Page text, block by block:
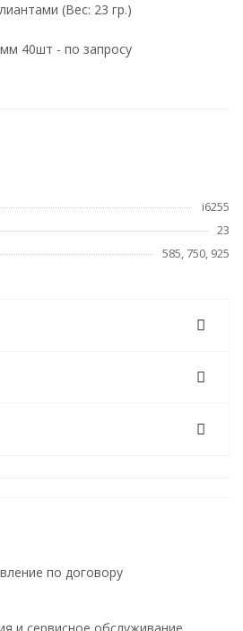
(Вес: 23 гр.)
40шт - по запросу
i6255
23
585, 750, 925
по договору